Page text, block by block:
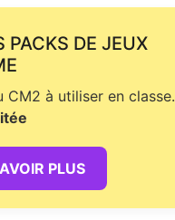
PACKS DE JEUX
CM2 à utiliser en classe.
PLUS